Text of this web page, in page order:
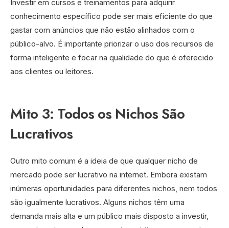
Investir em cursos e treinamentos para adquirir
conhecimento específico pode ser mais eficiente do que
gastar com anúncios que não estão alinhados com o
público-alvo. É importante priorizar o uso dos recursos de
forma inteligente e focar na qualidade do que é oferecido
aos clientes ou leitores.
Mito 3: Todos os Nichos São
Lucrativos
Outro mito comum é a ideia de que qualquer nicho de
mercado pode ser lucrativo na internet. Embora existam
inúmeras oportunidades para diferentes nichos, nem todos
são igualmente lucrativos. Alguns nichos têm uma
demanda mais alta e um público mais disposto a investir,